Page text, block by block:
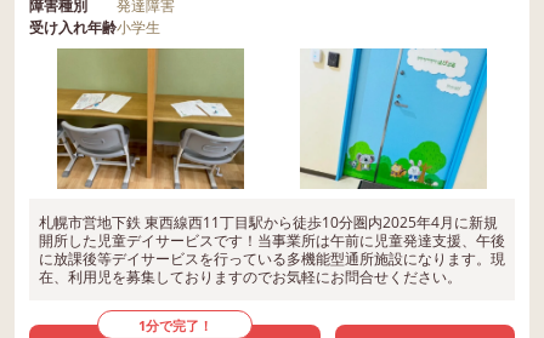
障害種別
発達障害
受け入れ年齢小学生
札幌市営地下鉄 東西線西11丁目駅から徒歩10分圏内2025年4月に新規
開所した児童デイサービスです！当事業所は午前に児童発達支援、午後
に放課後等デイサービスを行っている多機能型通所施設になります。現
在、利用児を募集しておりますのでお気軽にお問合せください。
1分で完了！